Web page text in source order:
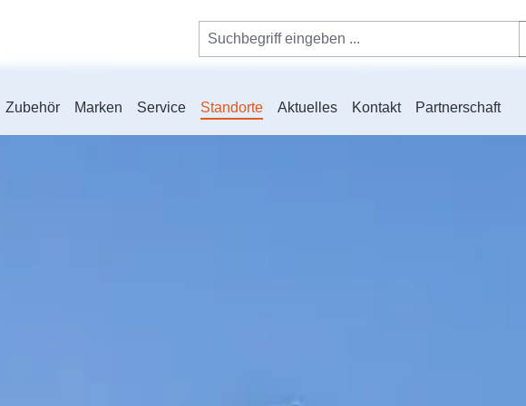
Zubehör Marken Service Standorte Aktuelles Kontakt Partnerschaft